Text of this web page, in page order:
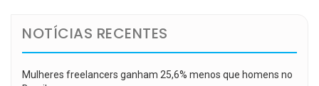
NOTÍCIAS RECENTES
Mulheres freelancers ganham 25,6% menos que homens no